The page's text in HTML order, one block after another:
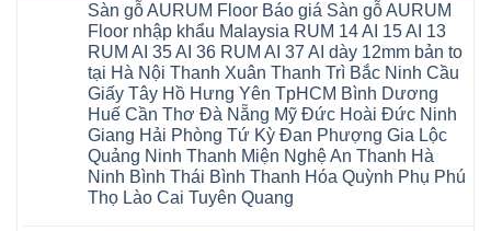
Sàn gỗ AURUM Floor Báo giá Sàn gỗ AURUM
Floor nhập khẩu Malaysia RUM 14 AI 15 AI 13
RUM AI 35 AI 36 RUM AI 37 AI dày 12mm bản to
tại Hà Nội Thanh Xuân Thanh Trì Bắc Ninh Cầu
Giấy Tây Hồ Hưng Yên TpHCM Bình Dương
Huế Cần Thơ Đà Nẵng Mỹ Đức Hoài Đức Ninh
Giang Hải Phòng Tứ Kỳ Đan Phượng Gia Lộc
Quảng Ninh Thanh Miện Nghệ An Thanh Hà
Ninh Bình Thái Bình Thanh Hóa Quỳnh Phụ Phú
Thọ Lào Cai Tuyên Quang